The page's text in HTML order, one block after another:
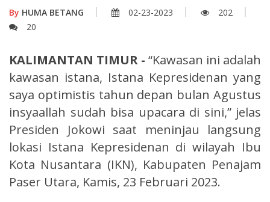
By HUMA BETANG 02-23-2023
202
20
KALIMANTAN TIMUR - “Kawasan ini adalah
kawasan istana, Istana Kepresidenan yang
saya optimistis tahun depan bulan Agustus
insyaallah sudah bisa upacara di sini,” jelas
Presiden Jokowi saat meninjau langsung
lokasi Istana Kepresidenan di wilayah Ibu
Kota Nusantara (IKN), Kabupaten Penajam
Paser Utara, Kamis, 23 Februari 2023.